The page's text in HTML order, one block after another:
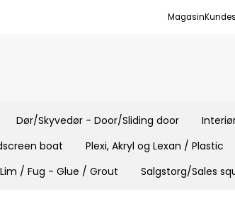
Magasin
Dør/Skyvedør - Door/Sliding door
boat Plexi, Akryl og Lexan / Plastic
Lim / Fug - Glue / Grout Salgstorg/Sales